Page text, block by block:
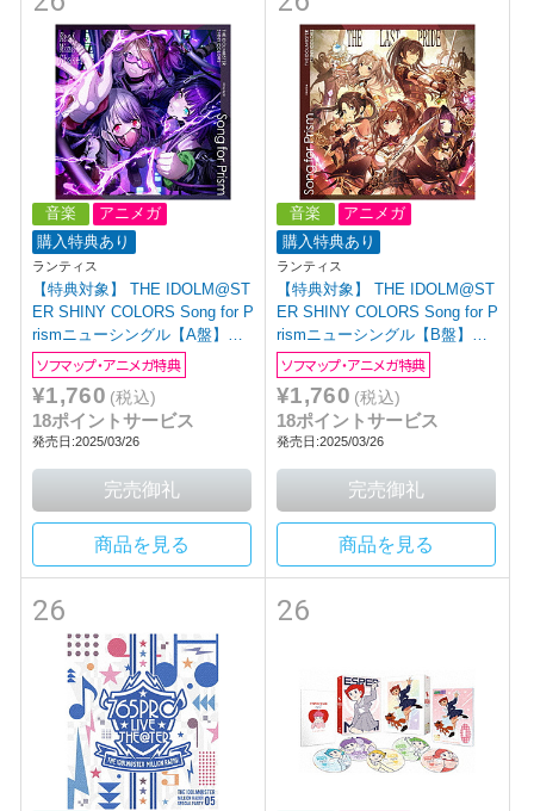
音楽
アニメガ
購入特典あり
ランティス
【特典対象】 THE IDOLM@ST
ER SHINY COLORS Song for P
rismニューシングル【A盤】
【sof001】 ◆ソフマップ・アニ
メガ特典「アクリルコースター
(76mm)」
ソフマップ・アニメガ特典
¥1,760 (税込)
18ポイントサービス
発売日:2025/03/26
商品を見る
音楽
アニメガ
購入特典あり
ランティス
【特典対象】 THE IDOLM@ST
ER SHINY COLORS Song for P
rismニューシングル【B盤】
【sof001】 ◆ソフマップ・アニ
メガ特典「アクリルコースター
(76mm)」
ソフマップ・アニメガ特典
¥1,760 (税込)
18ポイントサービス
発売日:2025/03/26
商品を見る
26 26